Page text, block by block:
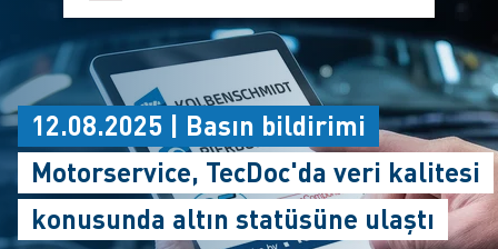
12.08.2025 | Basın bildirimi
Motorservice, TecDoc'da veri kalitesi
konusunda altın statüsüne ulaştı